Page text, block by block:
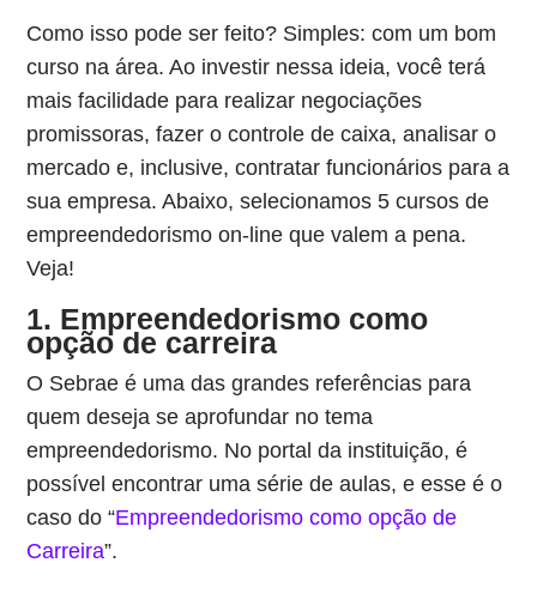
Como isso pode ser feito? Simples: com um bom
curso na área. Ao investir nessa ideia, você terá
mais facilidade para realizar negociações
promissoras, fazer o controle de caixa, analisar o
mercado e, inclusive, contratar funcionários para a
sua empresa. Abaixo, selecionamos 5 cursos de
empreendedorismo on-line que valem a pena.
Veja!
1. Empreendedorismo como
opção de carreira
O Sebrae é uma das grandes referências para
quem deseja se aprofundar no tema
empreendedorismo. No portal da instituição, é
possível encontrar uma série de aulas, e esse é o
caso do “Empreendedorismo como opção de
Carreira”.